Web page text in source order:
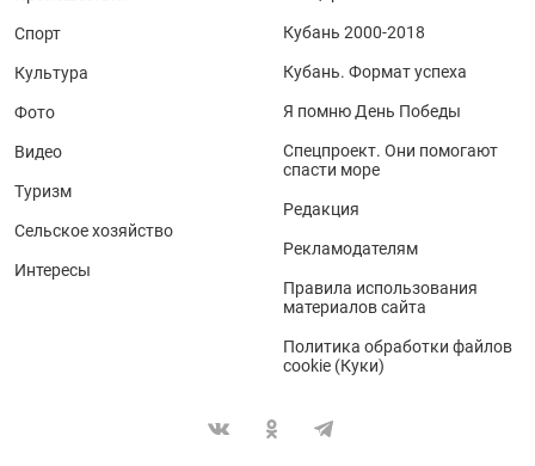
Спорт
Культура
Фото
Видео
Туризм
Сельское хозяйство
Интересы
Кубань 2000-2018
Кубань. Формат успеха
Я помню День Победы
Спецпроект. Они помогают
спасти море
Редакция
Рекламодателям
Правила использования
материалов сайта
Политика обработки файлов
cookie (Куки)